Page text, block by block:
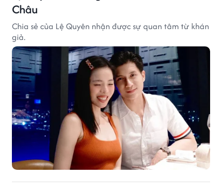
Châu
Chia sẻ của Lệ Quyên nhận được sự quan tâm từ khán
giả.